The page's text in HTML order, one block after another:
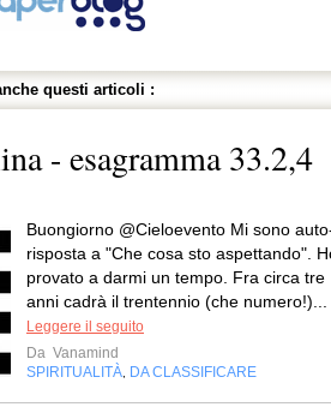
questi articoli :
- esagramma 33.2,4
Buongiorno @Cieloevento Mi sono
risposta a "Che cosa sto aspettando".
provato a darmi un tempo. Fra circa tre
anni cadrà il trentennio (che numero!)...
Leggere il seguito
Da Vanamind
SPIRITUALITÀ DA CLASSIFICARE